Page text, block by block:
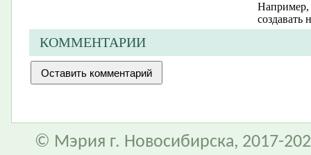
Например,
создавать
КОММЕНТАРИИ
© Мэрия г. Новосибирска, 2017-